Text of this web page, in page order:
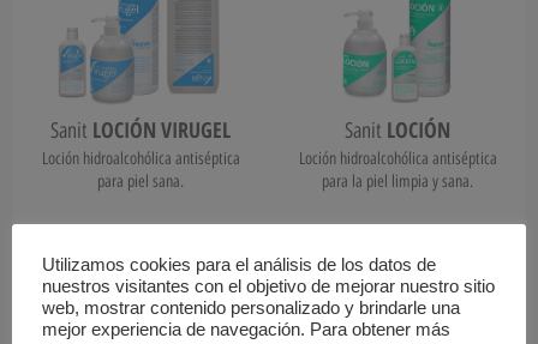
Sanit LOCIÓN VIRUGEL
Loción hidroalcohólica antiséptica
para piel sana.
Sanit LOCIÓN
Loción hidroalcohólica antiséptica
para la piel limpia y sana.
Utilizamos cookies para el análisis de los datos de
nuestros visitantes con el objetivo de mejorar nuestro sitio
web, mostrar contenido personalizado y brindarle una
mejor experiencia de navegación. Para obtener más